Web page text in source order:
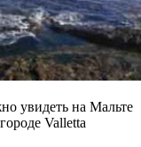
увидеть на Мальте
Valletta